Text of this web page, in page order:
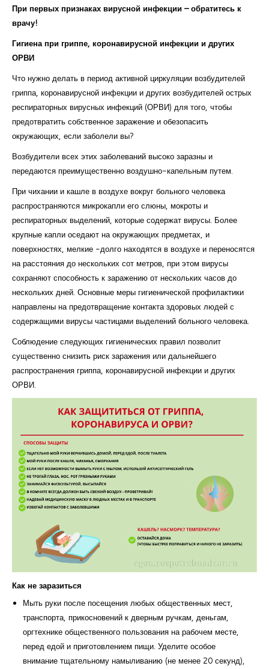
При первых признаках вирусной инфекции – обратитесь к
врачу!
Гигиена при гриппе, коронавирусной инфекции и других
ОРВИ
Что нужно делать в период активной циркуляции возбудителей
гриппа, коронавирусной инфекции и других возбудителей острых
респираторных вирусных инфекций (ОРВИ) для того, чтобы
предотвратить собственное заражение и обезопасить
окружающих, если заболели вы?
Возбудители всех этих заболеваний высоко заразны и
передаются преимущественно воздушно-капельным путем.
При чихании и кашле в воздухе вокруг больного человека
распространяются микрокапли его слюны, мокроты и
респираторных выделений, которые содержат вирусы. Более
крупные капли оседают на окружающих предметах, и
поверхностях, мелкие -долго находятся в воздухе и переносятся
на расстояния до нескольких сот метров, при этом вирусы
сохраняют способность к заражению от нескольких часов до
нескольких дней. Основные меры гигиенической профилактики
направлены на предотвращение контакта здоровых людей с
содержащими вирусы частицами выделений больного человека.
Соблюдение следующих гигиенических правил позволит
существенно снизить риск заражения или дальнейшего
распространения гриппа, коронавирусной инфекции и других
ОРВИ.
Как не заразиться
Мыть руки после посещения любых общественных мест,
транспорта, прикосновений к дверным ручкам, деньгам,
оргтехнике общественного пользования на рабочем месте,
перед едой и приготовлением пищи. Уделите особое
внимание тщательному намыливанию (не менее 20 секунд),